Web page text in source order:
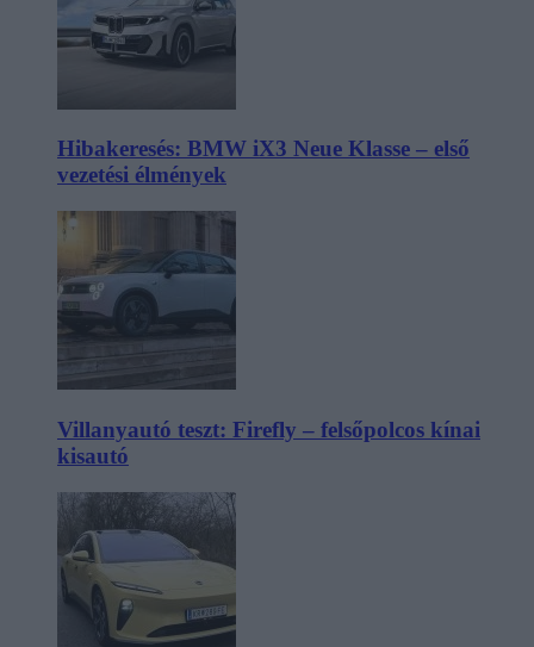
Hibakeresés: BMW iX3 Neue Klasse – első
vezetési élmények
Villanyautó teszt: Firefly – felsőpolcos kínai
kisautó